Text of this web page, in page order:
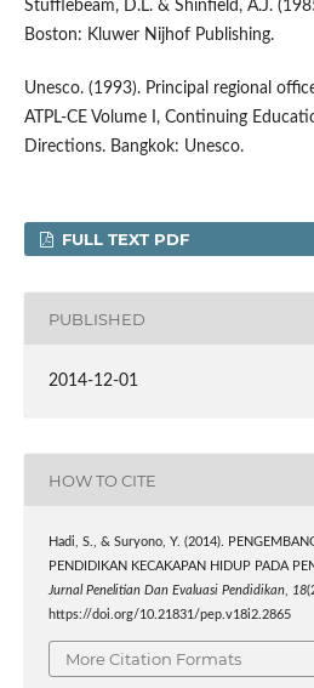
Stufflebeam, D.L. & Shinfield, A.J.
Boston: Kluwer Nijhof Publishing.
Unesco. (1993). Principal regional
ATPL-CE Volume I, Continuing
Directions. Bangkok: Unesco.
FULL TEXT PDF
PUBLISHED
2014-12-01
HOW TO CITE
Hadi, S., & Suryono, Y. (2014).
PENDIDIKAN KECAKAPAN HIDUP PADA
Jurnal Penelitian Dan Evaluasi Pendidikan, 18
https://doi.org/10.21831/pep.v18i2.2865
More Citation Formats